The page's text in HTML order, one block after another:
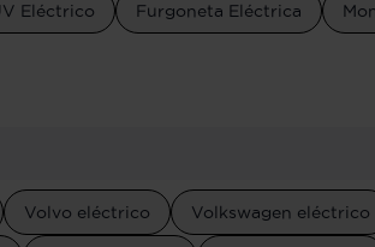
Eléctrico Furgoneta Eléctrica
Volvo eléctrico Volkswagen eléctrico